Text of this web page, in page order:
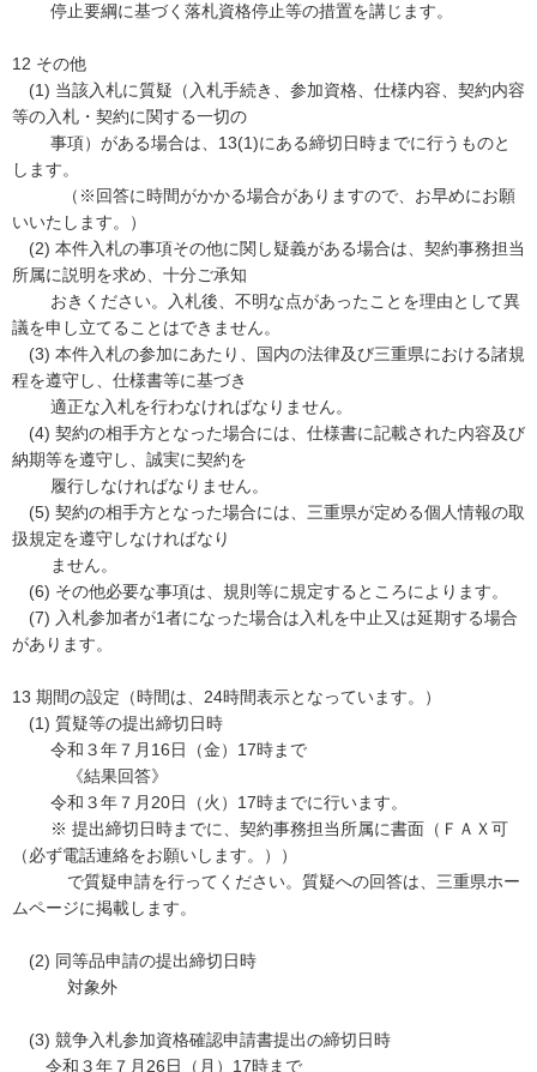
停止要綱に基づく落札資格停止等の措置を講じます。
12 その他
(1) 当該入札に質疑（入札手続き、参加資格、仕様内容、契約内容
等の入札・契約に関する一切の
事項）がある場合は、13(1)にある締切日時までに行うものと
します。
（※回答に時間がかかる場合がありますので、お早めにお願
いいたします。）
(2) 本件入札の事項その他に関し疑義がある場合は、契約事務担当
所属に説明を求め、十分ご承知
おきください。入札後、不明な点があったことを理由として異
議を申し立てることはできません。
(3) 本件入札の参加にあたり、国内の法律及び三重県における諸規
程を遵守し、仕様書等に基づき
適正な入札を行わなければなりません。
(4) 契約の相手方となった場合には、仕様書に記載された内容及び
納期等を遵守し、誠実に契約を
履行しなければなりません。
(5) 契約の相手方となった場合には、三重県が定める個人情報の取
扱規定を遵守しなければなり
ません。
(6) その他必要な事項は、規則等に規定するところによります。
(7) 入札参加者が1者になった場合は入札を中止又は延期する場合
があります。
13 期間の設定（時間は、24時間表示となっています。）
(1) 質疑等の提出締切日時
令和３年７月16日（金）17時まで
《結果回答》
令和３年７月20日（火）17時までに行います。
※ 提出締切日時までに、契約事務担当所属に書面（ＦＡＸ可
（必ず電話連絡をお願いします。））
で質疑申請を行ってください。質疑への回答は、三重県ホー
ムページに掲載します。
(2) 同等品申請の提出締切日時
対象外
(3) 競争入札参加資格確認申請書提出の締切日時
令和３年７月26日（月）17時まで